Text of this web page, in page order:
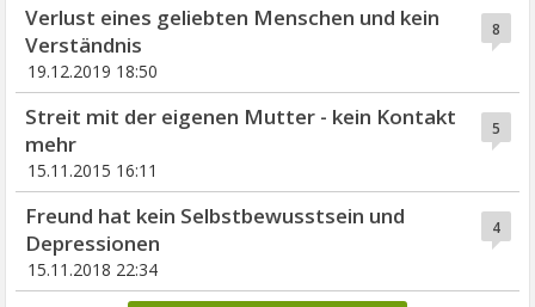
8
Verlust eines geliebten Menschen und kein
Verständnis
19.12.2019 18:50
5
Streit mit der eigenen Mutter - kein Kontakt
mehr
15.11.2015 16:11
4
Freund hat kein Selbstbewusstsein und
Depressionen
15.11.2018 22:34